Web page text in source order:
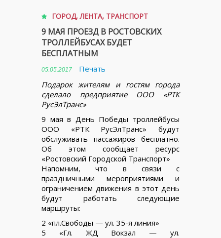
ГОРОД,ЛЕНТА, ТРАНСПОРТ
9 МАЯ ПРОЕЗД В РОСТОВСКИХ
ТРОЛЛЕЙБУСАХ БУДЕТ
БЕСПЛАТНЫМ
05.05.2017
Печать
Подарок жителям и гостям города
сделало предприятие ООО «РТК
РусЭлТранс»
9 мая в День Победы троллейбусы
ООО «РТК РусЭлТранс» будут
обслуживать пассажиров бесплатно.
Об этом сообщает ресурс
«Ростовский Городской Транспорт»
Напомним, что в связи с
праздничными мероприятиями и
ограничением движения в этот день
будут работать следующие
маршруты:
2 «пл.Свободы — ул. 35-я линия»
5 «Гл. ЖД Вокзал — ул.